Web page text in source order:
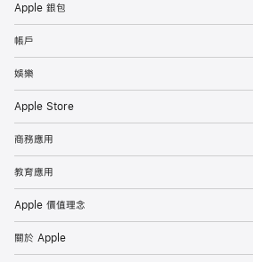
Apple 銀包
帳戶
娛樂
Apple Store
商務應用
教育應用
Apple 價值理念
關於 Apple